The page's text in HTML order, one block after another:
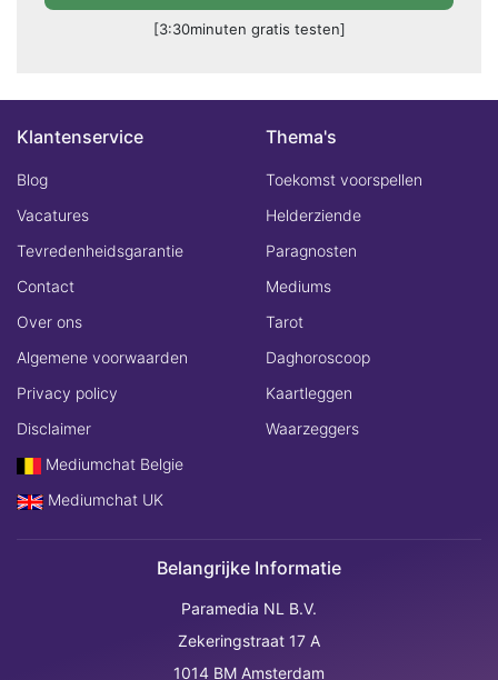
[3:30minuten gratis testen]
Klantenservice
Blog
Vacatures
Tevredenheidsgarantie
Contact
Over ons
Algemene voorwaarden
Privacy policy
Disclaimer
Mediumchat Belgie
Mediumchat UK
Thema's
Toekomst voorspellen
Helderziende
Paragnosten
Mediums
Tarot
Daghoroscoop
Kaartleggen
Waarzeggers
Belangrijke Informatie
Paramedia NL B.V.
Zekeringstraat 17 A
1014 BM Amsterdam